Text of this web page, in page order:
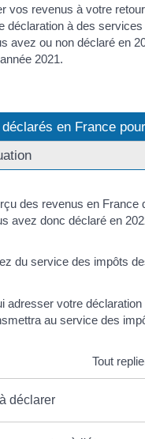
vos revenus à votre
déclaration à des
avez ou non déclaré en
2021.
en France
des revenus en France
avez donc déclaré en
du service des impôts
adresser votre
au service des
Tout
déclarer